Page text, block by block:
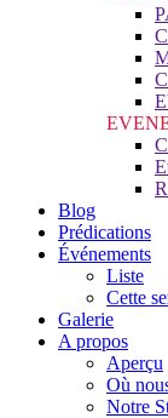
Blog
Prédications
Événements
Liste
Cette
Galerie
A propos
Aperçu
Où
Notre